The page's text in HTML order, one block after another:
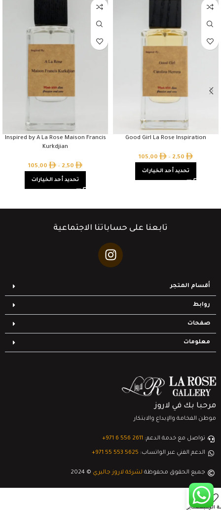
Good Girl La Rose Inspiration
2,50
–
105,00
تحديد أحد الخيارات
Inspired by A La Rose Maison Francis
Kurkdjian
2,50
–
105,00
تحديد أحد الخيارات
تابعنا على حساباتنا الاجتماعية
أقسام المتجر
روابط
صفحات
معلومات
مرحبا بك في لاروز
موطن الفخامة والإبداع والابتكار
تواصل مع خدمة الدعم: ‎+971 6 556 2611
الدعم الفني عبر الواتساب: ‎+971 55 553 5625
جميع الحقوق محفوظة لشركة لاروز جاليري © 2024
الرغبات
السلةحسابي